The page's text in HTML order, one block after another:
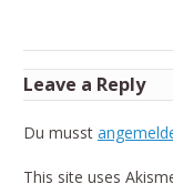
Leave a Reply
Du musst
This site uses